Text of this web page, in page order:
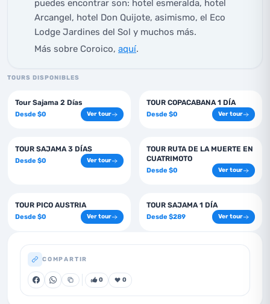
puedes encontrar son: hotel esmeralda, hotel
Arcangel, hotel Don Quijote, asimismo, el Eco
Lodge Jardines del Sol y muchos más.
Más sobre Coroico, aquí.
TOURS DISPONIBLES
2 días
Tour Sajama 2 Días
Desde $0 Ver tour
1 días
TOUR COPACABANA 1 DÍA
Desde $0 Ver tour
3 días
TOUR SAJAMA 3 DÍAS
Desde $0 Ver tour
1 días
TOUR RUTA DE LA MUERTE EN
CUATRIMOTO
Desde $0 Ver tour
1 días
TOUR PICO AUSTRIA
Desde $0 Ver tour
1 días
TOUR SAJAMA 1 DÍA
Desde $289 Ver tour
COMPARTIR
0 0